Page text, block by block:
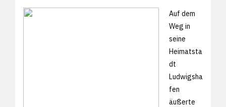
Auf dem
Weg in
seine
Heimatsta
dt
Ludwigsha
fen
äußerte